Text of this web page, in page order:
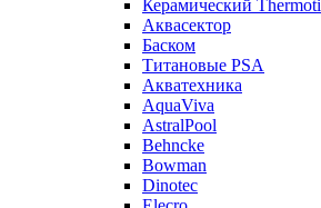
Керамический
Аквасектор
Баском
Титановые PSA
Акватехника
AquaViva
AstralPool
Behncke
Bowman
Dinotec